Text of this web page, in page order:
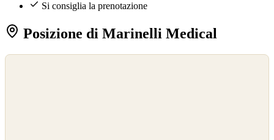
Si consiglia la prenotazione
Posizione di Marinelli Medical